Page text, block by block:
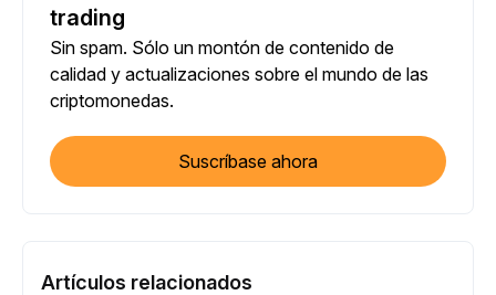
trading
Sin spam. Sólo un montón de contenido de
calidad y actualizaciones sobre el mundo de las
criptomonedas.
Suscríbase ahora
Artículos relacionados